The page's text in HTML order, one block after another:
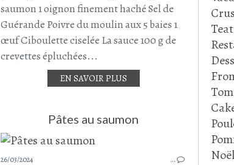
saumon 1 oignon finement haché Sel de
Guérande Poivre du moulin aux 5 baies 1
œuf Ciboulette ciselée La sauce 100 g de
crevettes épluchées...
EN SAVOIR PLUS
SAUMON
POISSON
EPINARDS
Pâtes au saumon
26/03/2024 …
Noël